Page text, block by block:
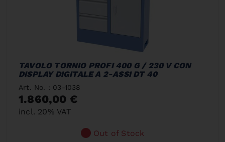
TAVOLO TORNIO PROFI 400 G / 230 V CON
DISPLAY DIGITALE A 2-ASSI DT 40
Art. No. : 03-1038
1.860,00 €
incl. 20% VAT
Out of Stock